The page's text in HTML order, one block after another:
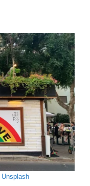
Unsplash